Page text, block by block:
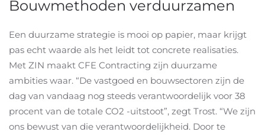
Bouwmethoden verduurzamen
Een duurzame strategie is mooi op papier, maar krijgt
pas echt waarde als het leidt tot concrete realisaties.
Met ZIN maakt CFE Contracting zijn duurzame
ambities waar. “De vastgoed en bouwsectoren zijn de
dag van vandaag nog steeds verantwoordelijk voor 38
procent van de totale CO2 -uitstoot”, zegt Trost. “We zijn
ons bewust van die verantwoordelijkheid. Door te